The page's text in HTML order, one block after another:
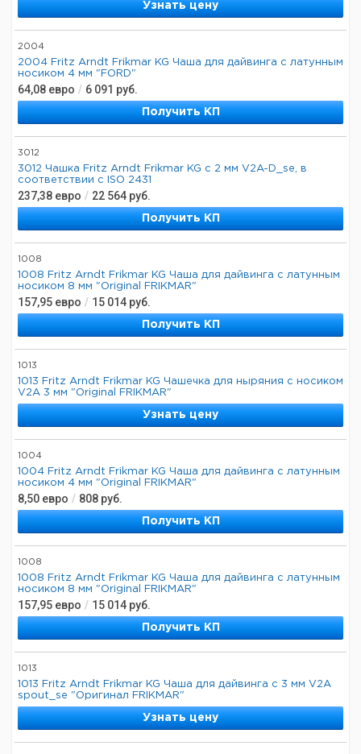
Узнать цену
2004
2004 Fritz Arndt Frikmar KG Чаша для дайвинга с латунным
носиком 4 мм "FORD"
64,08 евро / 6 091 руб.
Получить КП
3012
3012 Чашка Fritz Arndt Frikmar KG с 2 мм V2A-D_se, в
соответствии с ISO 2431
237,38 евро / 22 564 руб.
Получить КП
1008
1008 Fritz Arndt Frikmar KG Чаша для дайвинга с латунным
носиком 8 мм "Original FRIKMAR"
157,95 евро / 15 014 руб.
Получить КП
1013
1013 Fritz Arndt Frikmar KG Чашечка для ныряния с носиком
V2A 3 мм "Original FRIKMAR"
Узнать цену
1004
1004 Fritz Arndt Frikmar KG Чаша для дайвинга с латунным
носиком 4 мм "Original FRIKMAR"
8,50 евро / 808 руб.
Получить КП
1008
1008 Fritz Arndt Frikmar KG Чаша для дайвинга с латунным
носиком 8 мм "Original FRIKMAR"
157,95 евро / 15 014 руб.
Получить КП
1013
1013 Fritz Arndt Frikmar KG Чаша для дайвинга с 3 мм V2A
spout_se "Оригинал FRIKMAR"
Узнать цену